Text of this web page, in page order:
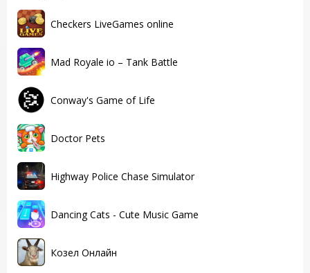
Checkers LiveGames online
Mad Royale io – Tank Battle
Conway's Game of Life
Doctor Pets
Highway Police Chase Simulator
Dancing Cats - Cute Music Game
Козел Онлайн